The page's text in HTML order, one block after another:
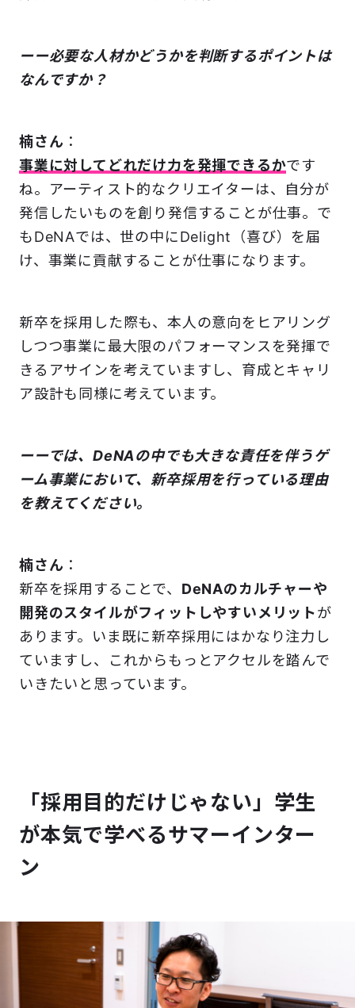
ーー必要な人材かどうかを判断するポイントは
なんですか？
楠さん ：
事業に対してどれだけ力を発揮できるかです
ね。アーティスト的なクリエイターは、自分が
発信したいものを創り発信することが仕事。で
もDeNAでは、世の中にDelight（喜び）を届
け、事業に貢献することが仕事になります。
新卒を採用した際も、本人の意向をヒアリング
しつつ事業に最大限のパフォーマンスを発揮で
きるアサインを考えていますし、育成とキャリ
ア設計も同様に考えています。
ーーでは、DeNAの中でも大きな責任を伴うゲ
ーム事業において、新卒採用を行っている理由
を教えてください。
楠さん ：
新卒を採用することで、 DeNAのカルチャーや
開発のスタイルがフィットしやすいメリットが
あります。いま既に新卒採用にはかなり注力し
ていますし、これからもっとアクセルを踏んで
いきたいと思っています。
「採用目的だけじゃない」学生
が本気で学べるサマーインター
ン